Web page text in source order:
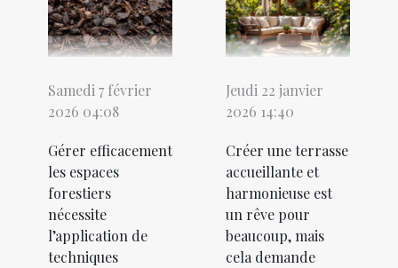
Samedi 7 février
2026 04:08
Gérer efficacement
les espaces
forestiers
nécessite
l’application de
techniques
Jeudi 22 janvier
2026 14:40
Créer une terrasse
accueillante et
harmonieuse est
un rêve pour
beaucoup, mais
cela demande